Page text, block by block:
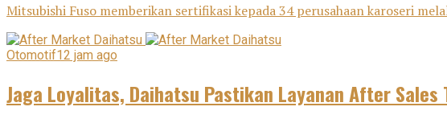
Mitsubishi Fuso memberikan sertifikasi kepada 34 perusahaan karoseri
Otomotif12 jam ago
Jaga Loyalitas, Daihatsu Pastikan Layanan After Sales